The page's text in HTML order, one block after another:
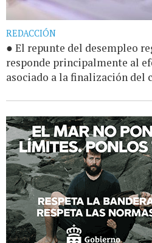
REDACCIÓN
● El repunte del desempleo
responde principalmente al
asociado a la finalización del